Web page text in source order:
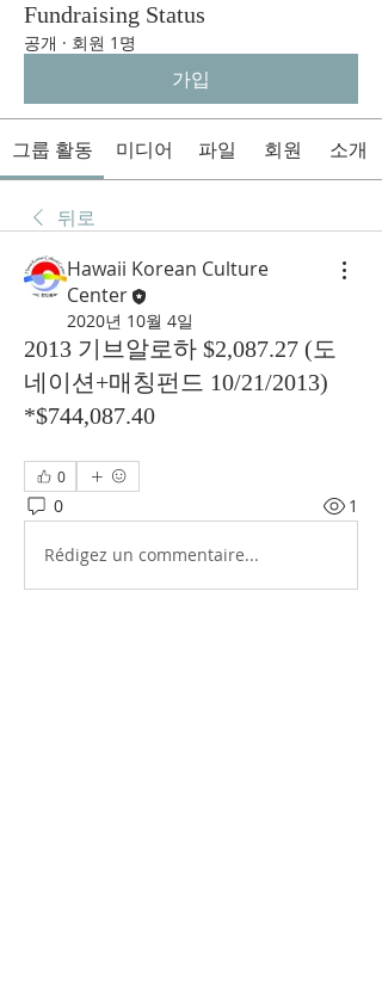
Fundraising Status
공개 · 회원 1명
가입
그룹 활동 미디어 파일 회원 소개
뒤로
Hawaii Korean Culture
Center
2020년 10월 4일
2013 기브알로하 $2,087.27 (도
네이션+매칭펀드 10/21/2013)
*$744,087.40
0
0 1
Rédigez un commentaire...